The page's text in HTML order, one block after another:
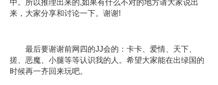
中。所以推理出来的,如果有什么不对的地方请大家说出
来，大家分享和讨论一下。谢谢!
最后要谢谢前网四的JJ会的：卡卡、爱情、天下、
搓、恶魔、小腿等等认识我的人。希望大家能在出绿国的
时候再一齐回来玩吧。